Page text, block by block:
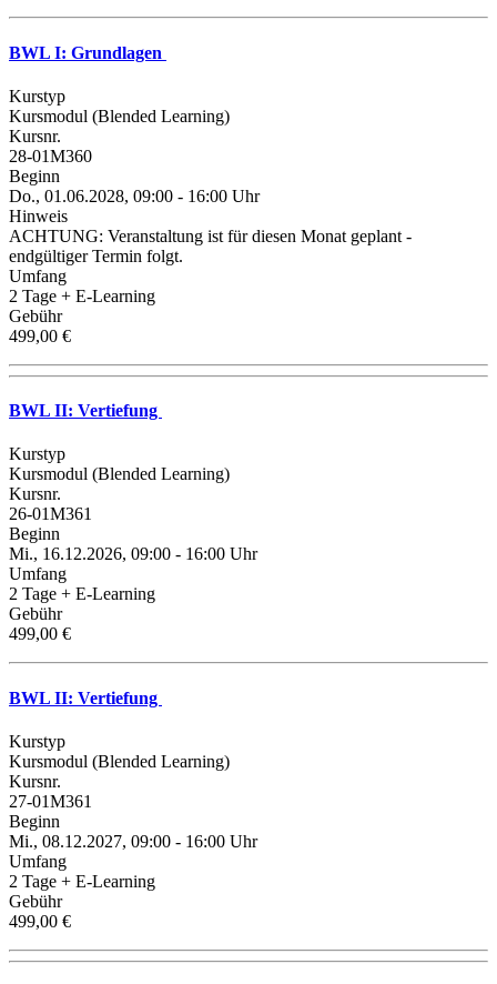
BWL I: Grundlagen
Kurstyp
Kursmodul (Blended Learning)
Kursnr.
28-01M360
Beginn
Do., 01.06.2028, 09:00 - 16:00 Uhr
Hinweis
ACHTUNG: Veranstaltung ist für diesen Monat geplant -
endgültiger Termin folgt.
Umfang
2 Tage + E-Learning
Gebühr
499,00 €
BWL II: Vertiefung
Kurstyp
Kursmodul (Blended Learning)
Kursnr.
26-01M361
Beginn
Mi., 16.12.2026, 09:00 - 16:00 Uhr
Umfang
2 Tage + E-Learning
Gebühr
499,00 €
BWL II: Vertiefung
Kurstyp
Kursmodul (Blended Learning)
Kursnr.
27-01M361
Beginn
Mi., 08.12.2027, 09:00 - 16:00 Uhr
Umfang
2 Tage + E-Learning
Gebühr
499,00 €